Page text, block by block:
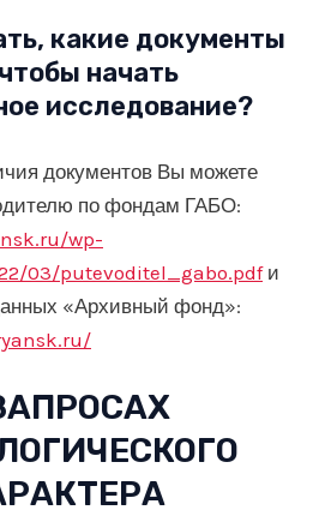
какие документы
начать
исследование?
документов Вы можете
по фондам ГАБО:
wp-
03/putevoditel_gabo.pdfи
«Архивный фонд»: